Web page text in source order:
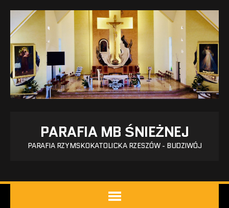
PARAFIA MB ŚNIEŻNEJ
PARAFIA RZYMSKOKATOLICKA RZESZÓW - BUDZIWÓJ